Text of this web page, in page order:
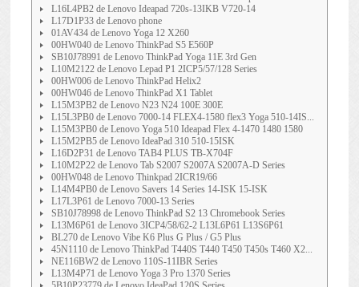
L16L4PB2 de Lenovo Ideapad 720s-13IKB V720-14
L17D1P33 de Lenovo phone
01AV434 de Lenovo Yoga 12 X260
00HW040 de Lenovo ThinkPad S5 E560P
SB10J78991 de Lenovo ThinkPad Yoga 11E 3rd Gen
L10M2122 de Lenovo Lepad P1 2ICP5/57/128 Series
00HW006 de Lenovo ThinkPad Helix2
00HW046 de Lenovo ThinkPad X1 Tablet
L15M3PB2 de Lenovo N23 N24 100E 300E
L15L3PB0 de Lenovo 7000-14 FLEX4-1580 flex3 Yoga 510-14IS...
L15M3PB0 de Lenovo Yoga 510 Ideapad Flex 4-1470 1480 1580
L15M2PB5 de Lenovo IdeaPad 310 510-15ISK
L16D2P31 de Lenovo TAB4 PLUS TB-X704F
L10M2P22 de Lenovo Tab S2007 S2007A S2007A-D Series
00HW048 de Lenovo Thinkpad 2ICR19/66
L14M4PB0 de Lenovo Savers 14 Series 14-ISK 15-ISK
L17L3P61 de Lenovo 7000-13 Series
SB10J78998 de Lenovo ThinkPad S2 13 Chromebook Series
L13M6P61 de Lenovo 3ICP4/58/62-2 L13L6P61 L13S6P61
BL270 de Lenovo Vibe K6 Plus G Plus / G5 Plus
45N1110 de Lenovo ThinkPad T440S T440 T450 T450s T460 X2...
NE116BW2 de Lenovo 110S-11IBR Series
L13M4P71 de Lenovo Yoga 3 Pro 1370 Series